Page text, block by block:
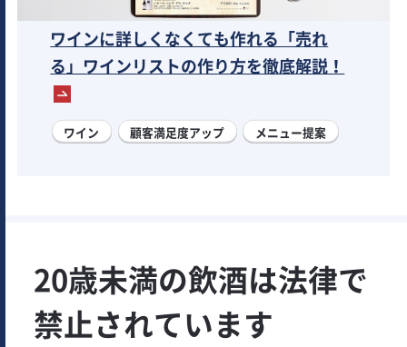
ワインに詳しくなくても作れる「売れ
る」ワインリストの作り方を徹底解説！
ワイン 顧客満足度アップ メニュー提案
20歳未満の飲酒は法律で
禁止されています